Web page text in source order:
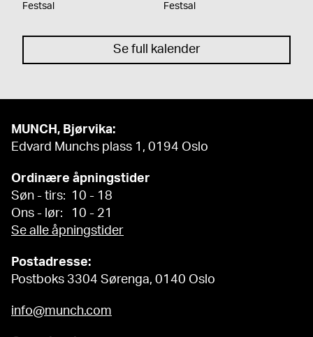
Festsal
Festsal
Se full kalender
MUNCH, Bjørvika:
Edvard Munchs plass 1, 0194 Oslo
Ordinære åpningstider
Søn - tirs: 10 - 18
Ons - lør: 10 - 21
Se alle åpningstider
Postadresse:
Postboks 3304 Sørenga, 0140 Oslo
info@munch.com